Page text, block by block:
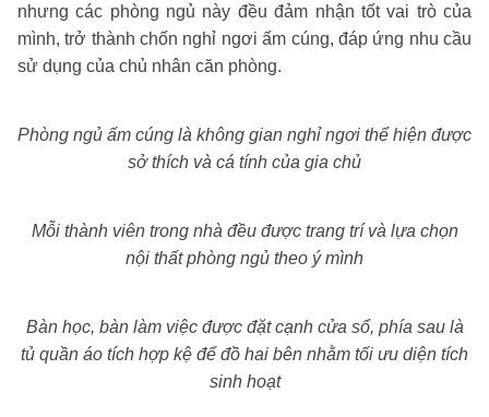
nhưng các phòng ngủ này đều đảm nhận tốt vai trò của
mình, trở thành chốn nghỉ ngơi ấm cúng, đáp ứng nhu cầu
sử dụng của chủ nhân căn phòng.
Phòng ngủ ấm cúng là không gian nghỉ ngơi thể hiện được
sở thích và cá tính của gia chủ
Mỗi thành viên trong nhà đều được trang trí và lựa chọn
nội thất phòng ngủ theo ý mình
Bàn học, bàn làm việc được đặt cạnh cửa sổ, phía sau là
tủ quần áo tích hợp kệ để đồ hai bên nhằm tối ưu diện tích
sinh hoạt